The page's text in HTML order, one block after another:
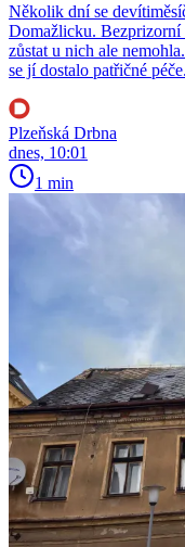
Několik dní se
Domažlicku. Bezprizorní
zůstat u nich ale
se jí dostalo patřičné
Plzeňská Drbna
dnes, 10:01
1 min